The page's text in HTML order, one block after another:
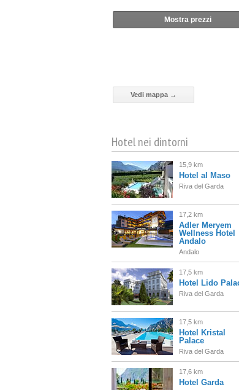
Mostra prezzi
Vedi mappa →
Hotel nei dintorni
15,9 km
Hotel al Maso
Riva del Garda
17,2 km
Adler Meryem
Wellness Hotel
Andalo
Andalo
17,5 km
Hotel Lido
Riva del Garda
17,5 km
Hotel Kristal
Palace
Riva del Garda
17,6 km
Hotel Garda